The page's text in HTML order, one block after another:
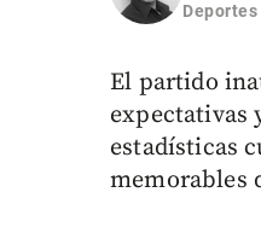
Deportes
El partido
expectativas
estadísticas
memorables